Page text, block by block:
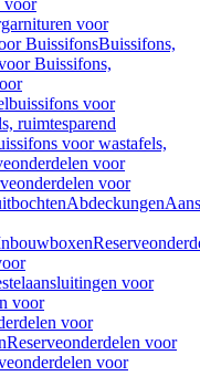
voor
voor
BuissifonsBuissifons,
Buissifons,
voor
ruimtesparend
voor wastafels,
voor
voor
Abdeckungen
voor
voor
voor
Reserveonderdelen voor
voor